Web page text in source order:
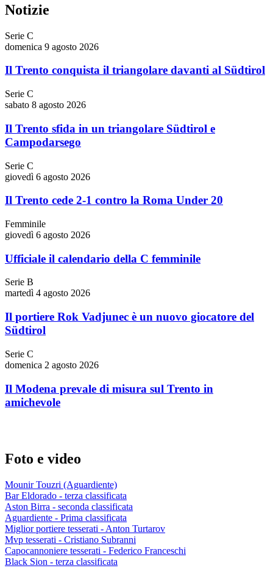
Notizie
Serie C
domenica 9 agosto 2026
Il Trento conquista il triangolare davanti al Südtirol
Serie C
sabato 8 agosto 2026
Il Trento sfida in un triangolare Südtirol e
Campodarsego
Serie C
giovedì 6 agosto 2026
Il Trento cede 2-1 contro la Roma Under 20
Femminile
giovedì 6 agosto 2026
Ufficiale il calendario della C femminile
Serie B
martedì 4 agosto 2026
Il portiere Rok Vadjunec è un nuovo giocatore del
Südtirol
Serie C
domenica 2 agosto 2026
Il Modena prevale di misura sul Trento in
amichevole
Foto e video
Mounir Touzri (Aguardiente)
Bar Eldorado - terza classificata
Aston Birra - seconda classificata
Aguardiente - Prima classificata
Miglior portiere tesserati - Anton Turtarov
Mvp tesserati - Cristiano Subranni
Capocannoniere tesserati - Federico Franceschi
Black Sion - terza classificata